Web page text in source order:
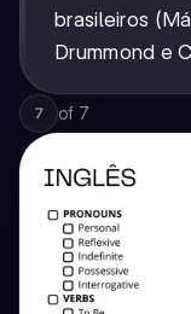
brasileiros
Drummond e
7 of 7